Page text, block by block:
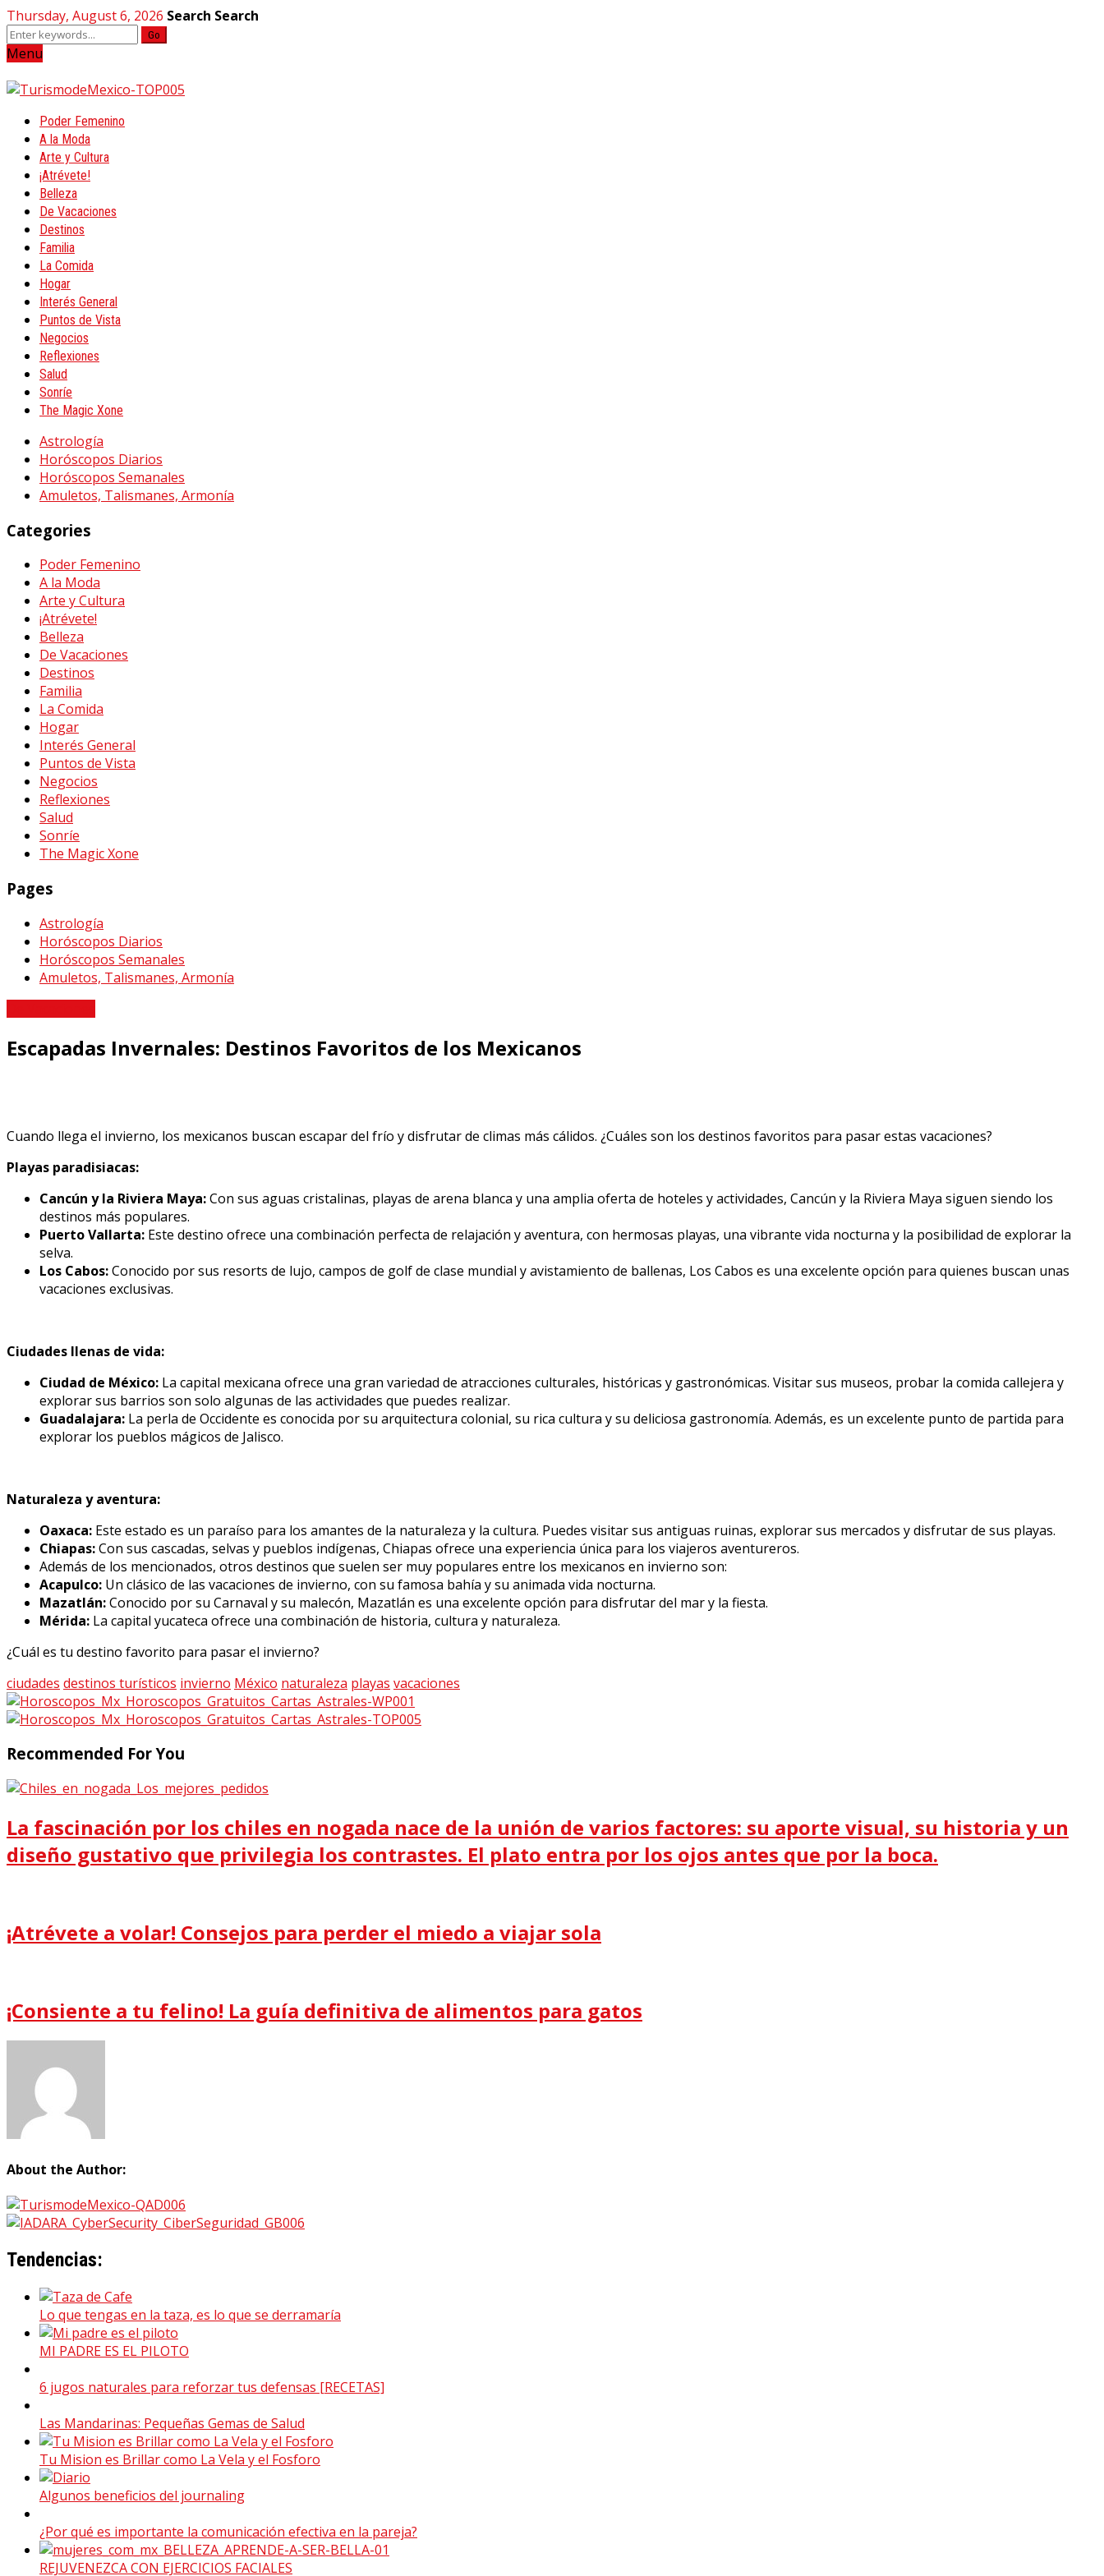
Thursday, August 6, 2026 Search Search
Go
Menu
Poder Femenino
A la Moda
Arte y Cultura
¡Atrévete!
Belleza
De Vacaciones
Destinos
Familia
La Comida
Hogar
Interés General
Puntos de Vista
Negocios
Reflexiones
Salud
Sonríe
The Magic Xone
Astrología
Horóscopos Diarios
Horóscopos Semanales
Amuletos, Talismanes, Armonía
Categories
Poder Femenino
A la Moda
Arte y Cultura
¡Atrévete!
Belleza
De Vacaciones
Destinos
Familia
La Comida
Hogar
Interés General
Puntos de Vista
Negocios
Reflexiones
Salud
Sonríe
The Magic Xone
Pages
Astrología
Horóscopos Diarios
Horóscopos Semanales
Amuletos, Talismanes, Armonía
Escapadas Invernales: Destinos Favoritos de los Mexicanos
Cuando llega el invierno, los mexicanos buscan escapar del frío y disfrutar de climas más cálidos. ¿Cuáles son los destinos favoritos para pasar estas vacaciones?
Playas paradisiacas:
Cancún y la Riviera Maya:Con sus aguas cristalinas, playas de arena blanca y una amplia oferta de hoteles y actividades, Cancún y la Riviera Maya siguen siendo los
destinos más populares.
Puerto Vallarta: Este destino ofrece una combinación perfecta de relajación y aventura, con hermosas playas, una vibrante vida nocturna y la posibilidad de explorar la
selva.
Los Cabos:Conocido por sus resorts de lujo, campos de golf de clase mundial y avistamiento de ballenas, Los Cabos es una excelente opción para quienes buscan unas
vacaciones exclusivas.
Ciudades llenas de vida:
Ciudad de México: La capital mexicana ofrece una gran variedad de atracciones culturales, históricas y gastronómicas. Visitar sus museos, probar la comida callejera y
explorar sus barrios son solo algunas de las actividades que puedes realizar.
Guadalajara: La perla de Occidente es conocida por su arquitectura colonial, su rica cultura y su deliciosa gastronomía. Además, es un excelente punto de partida para
explorar los pueblos mágicos de Jalisco.
Naturaleza y aventura:
Oaxaca: Este estado es un paraíso para los amantes de la naturaleza y la cultura. Puedes visitar sus antiguas ruinas, explorar sus mercados y disfrutar de sus playas.
Chiapas:Con sus cascadas, selvas y pueblos indígenas, Chiapas ofrece una experiencia única para los viajeros aventureros.
Además de los mencionados, otros destinos que suelen ser muy populares entre los mexicanos en invierno son:
Acapulco: Un clásico de las vacaciones de invierno, con su famosa bahía y su animada vida nocturna.
Mazatlán:Conocido por su Carnaval y su malecón, Mazatlán es una excelente opción para disfrutar del mar y la fiesta.
Mérida: La capital yucateca ofrece una combinación de historia, cultura y naturaleza.
¿Cuál es tu destino favorito para pasar el invierno?
ciudades destinos turísticos invierno México naturaleza playas vacaciones
Recommended For You
La fascinación por los chiles en nogada nace de la unión de varios factores: su aporte visual, su historia y un
diseño gustativo que privilegia los contrastes. El plato entra por los ojos antes que por la boca.
¡Atrévete a volar! Consejos para perder el miedo a viajar sola
¡Consiente a tu felino! La guía definitiva de alimentos para gatos
About the Author:
Tendencias:
Lo que tengas en la taza, es lo que se derramaría
MI PADRE ES EL PILOTO
6 jugos naturales para reforzar tus defensas [RECETAS]
Las Mandarinas: Pequeñas Gemas de Salud
Tu Mision es Brillar como La Vela y el Fosforo
Algunos beneficios del journaling
¿Por qué es importante la comunicación efectiva en la pareja?
REJUVENEZCA CON EJERCICIOS FACIALES